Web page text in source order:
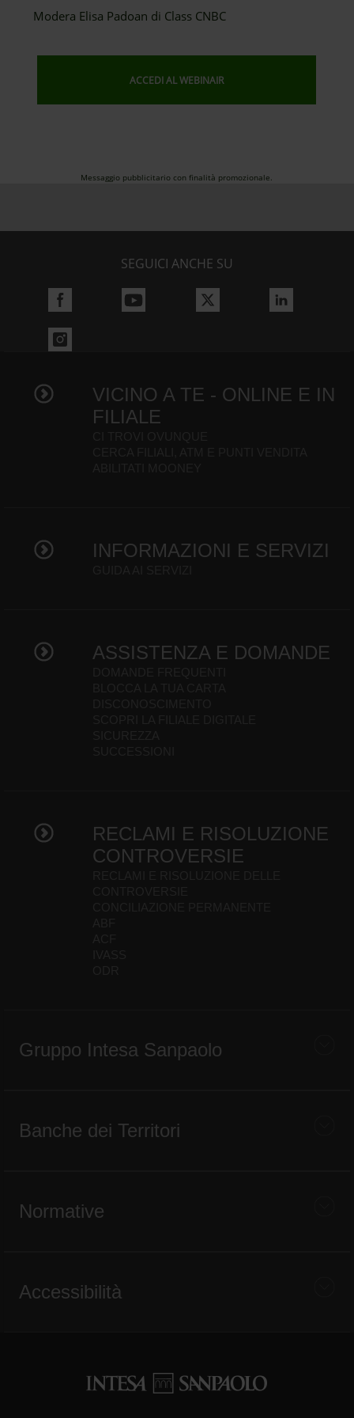
Modera Elisa Padoan di Class CNBC
ACCEDI AL WEBINAIR
Messaggio pubblicitario con finalità promozionale.
SEGUICI ANCHE SU
VICINO A TE - ONLINE E IN
FILIALE
INFORMAZIONI E SERVIZI
ASSISTENZA E DOMANDE
RECLAMI E RISOLUZIONE
CONTROVERSIE
Gruppo Intesa Sanpaolo
Banche dei Territori
Normative
Accessibilità